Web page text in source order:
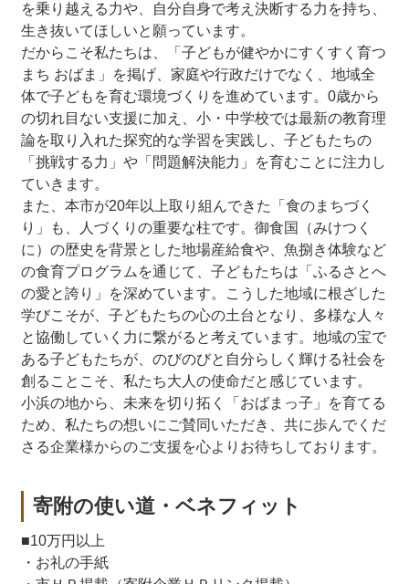
を乗り越える力や、自分自身で考え決断する力を持ち、
生き抜いてほしいと願っています。
だからこそ私たちは、「子どもが健やかにすくすく育つ
まち おばま」を掲げ、家庭や行政だけでなく、地域全
体で子どもを育む環境づくりを進めています。0歳から
の切れ目ない支援に加え、小・中学校では最新の教育理
論を取り入れた探究的な学習を実践し、子どもたちの
「挑戦する力」や「問題解決能力」を育むことに注力し
ていきます。
また、本市が20年以上取り組んできた「食のまちづく
り」も、人づくりの重要な柱です。御食国（みけつく
に）の歴史を背景とした地場産給食や、魚捌き体験など
の食育プログラムを通じて、子どもたちは「ふるさとへ
の愛と誇り」を深めています。こうした地域に根ざした
学びこそが、子どもたちの心の土台となり、多様な人々
と協働していく力に繋がると考えています。地域の宝で
ある子どもたちが、のびのびと自分らしく輝ける社会を
創ることこそ、私たち大人の使命だと感じています。
小浜の地から、未来を切り拓く「おばまっ子」を育てる
ため、私たちの想いにご賛同いただき、共に歩んでくだ
さる企業様からのご支援を心よりお待ちしております。
寄附の使い道・ベネフィット
■10万円以上
・お礼の手紙